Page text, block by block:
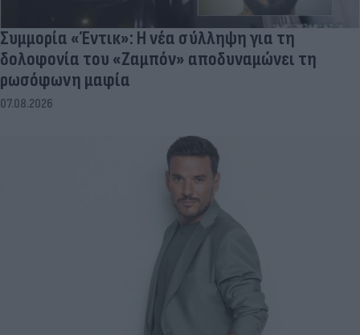
Συμμορία «Έντικ»: Η νέα σύλληψη για τη
δολοφονία του «Ζαμπόν» αποδυναμώνει τη
ρωσόφωνη μαφία
07.08.2026